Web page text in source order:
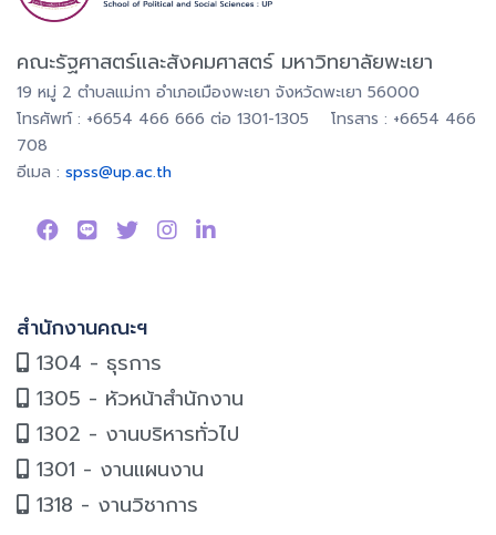
คณะรัฐศาสตร์และสังคมศาสตร์ มหาวิทยาลัยพะเยา
19 หมู่ 2 ตำบลแม่กา อำเภอเมืองพะเยา จังหวัดพะเยา 56000
โทรศัพท์ : +6654 466 666 ต่อ 1301-1305 โทรสาร : +6654 466
708
อีเมล : spss@up.ac.th
สำนักงานคณะฯ
1304 - ธุรการ
1305 - หัวหน้าสำนักงาน
1302 - งานบริหารทั่วไป
1301 - งานแผนงาน
1318 - งานวิชาการ